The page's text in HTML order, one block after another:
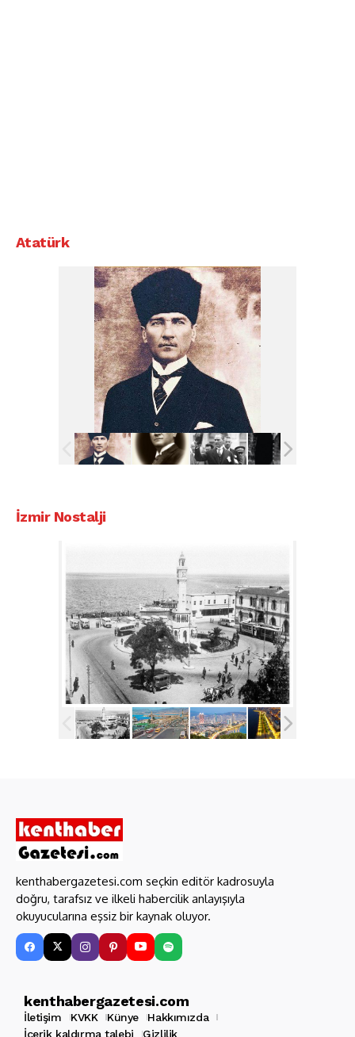
Atatürk
İzmir Nostalji
kenthabergazetesi.com seçkin editör kadrosuyla
doğru, tarafsız ve ilkeli habercilik anlayışıyla
okuyucularına eşsiz bir kaynak oluyor.
kenthabergazetesi.com
İletişim KVKK Künye
Hakkımızda
İçerik kaldırma talebi
Gizlilik